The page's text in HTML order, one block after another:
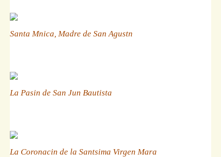
Santa Mnica, Madre de San Agustn
La Pasin de San Jun Bautista
La Coronacin de la Santsima Virgen Mara